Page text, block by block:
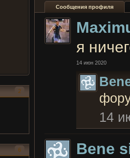
2
6
Сообщения профиля
я
14 июн 2020
14
Bene